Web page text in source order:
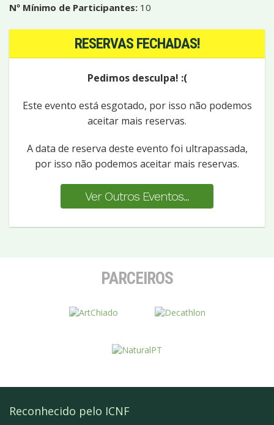
Nº Mínimo de Participantes: 10
RESERVAS FECHADAS!
Pedimos desculpa! :(
Este evento está esgotado, por isso não podemos
aceitar mais reservas.
A data de reserva deste evento foi ultrapassada,
por isso não podemos aceitar mais reservas.
Ver Outros Eventos...
PARCEIROS
Reconhecido pelo ICNF